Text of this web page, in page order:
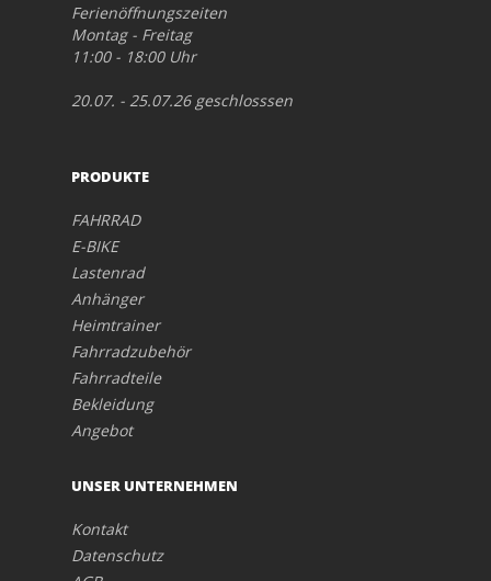
Ferienöffnungszeiten
Montag - Freitag
11:00 - 18:00 Uhr
20.07. - 25.07.26 geschlosssen
PRODUKTE
FAHRRAD
E-BIKE
Lastenrad
Anhänger
Heimtrainer
Fahrradzubehör
Fahrradteile
Bekleidung
Angebot
UNSER UNTERNEHMEN
Kontakt
Datenschutz